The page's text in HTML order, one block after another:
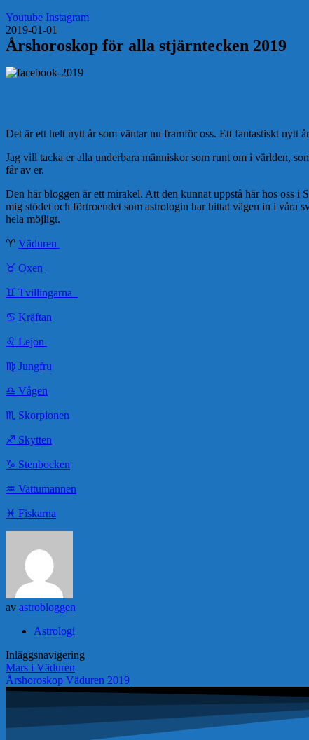
Youtube Instagram
2019-01-01
Årshoroskop för alla stjärntecken 2019
Det är ett helt nytt år som väntar nu framför oss. Ett fantastiskt nytt
Jag vill tacka er alla underbara människor som runt om i världen,
får av er.
Den här bloggen är ett mirakel. Att den kunnat uppstå här hos oss
mig stödet och förtroendet som astrologin har hittat vägen in i våra
hela möjligt.
♈️ Väduren
♉️ Oxen
♊️ Tvillingarna
♋️ Kräftan
♌️ Lejon
♍️ Jungfru
♎️ Vågen
♏️ Skorpionen
♐️ Skytten
♑️ Stenbocken
♒️ Vattumannen
♓️ Fiskarna
av astrobloggen
Astrologi
Inläggsnavigering
Mars i Väduren
Årshoroskop Väduren 2019